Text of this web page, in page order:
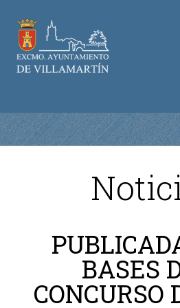
Equipo de Gobierno
Corporación Municipal - Legislatura
Teléfonos de contacto
BASES
CONCURSO